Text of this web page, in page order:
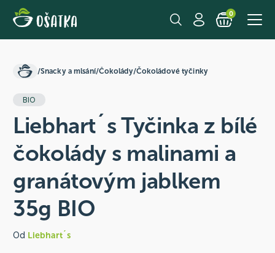
0
/Snacky a mlsání/Čokolády/Čokoládové tyčinky
BIO
Liebhart´s Tyčinka z bílé
čokolády s malinami a
granátovým jablkem
35g BIO
Od Liebhart´s